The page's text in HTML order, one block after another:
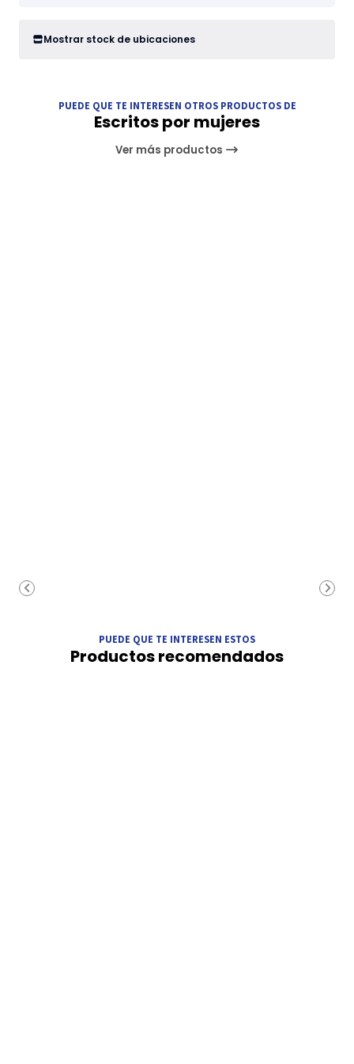
Mostrar stock de ubicaciones
PUEDE QUE TE INTERESEN OTROS PRODUCTOS DE
Escritos por mujeres
Ver más productos
PUEDE QUE TE INTERESEN ESTOS
Productos recomendados